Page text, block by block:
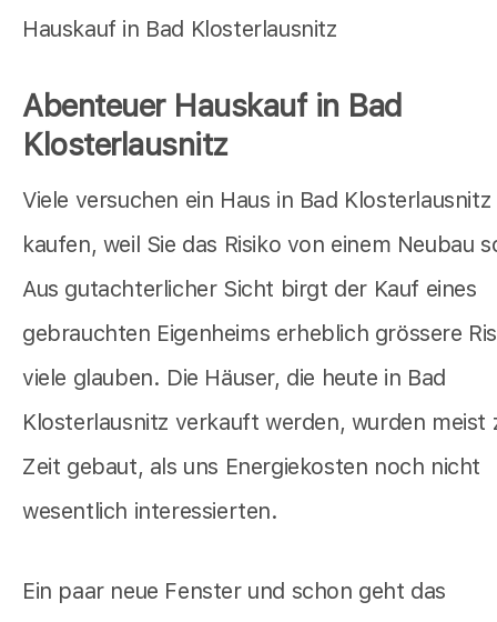
Hauskauf in Bad Klosterlausnitz
Abenteuer Hauskauf in Bad
Klosterlausnitz
Viele versuchen ein Haus in Bad Klosterlausnitz
kaufen, weil Sie das Risiko von einem Neubau
Aus gutachterlicher Sicht birgt der Kauf eines
gebrauchten Eigenheims erheblich grössere
viele glauben. Die Häuser, die heute in Bad
Klosterlausnitz verkauft werden, wurden meist
Zeit gebaut, als uns Energiekosten noch nicht
wesentlich interessierten.
Ein paar neue Fenster und schon geht das